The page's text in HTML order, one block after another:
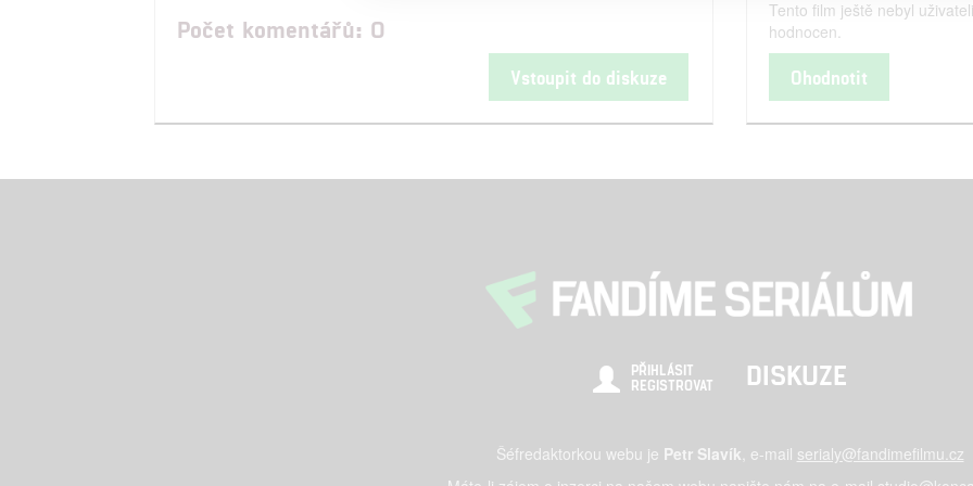
Počet komentářů: 0
Vstoupit do diskuze
Tento film ještě nebyl uživateli
hodnocen.
Ohodnotit
PŘIHLÁSIT
REGISTROVAT
DISKUZE
Šéfredaktorkou webu je Petr Slavík, e-mail serialy@fandimefilmu.cz